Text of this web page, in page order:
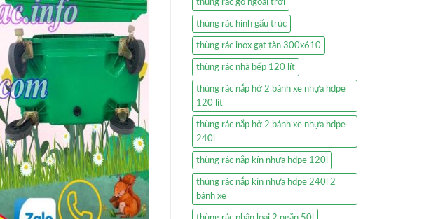
thùng rác gỗ ngoài trời
thùng rác hình gấu trúc
thùng rác inox gạt tàn 300x610
thùng rác nhà bếp 120 lít
thùng rác nắp hở 2 bánh xe nhựa hdpe
120 lít
thùng rác nắp hở 2 bánh xe nhựa hdpe
240l
thùng rác nắp kín nhựa hdpe 120l
thùng rác nắp kín nhựa hdpe 240l 2
bánh xe